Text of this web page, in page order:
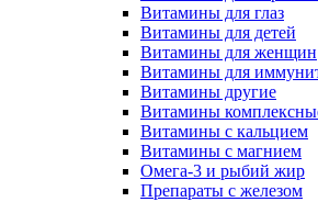
Витамины для глаз
Витамины для детей
Витамины для женщин
Витамины для
Витамины другие
Витамины
Витамины с кальцием
Витамины с магнием
Омега-3 и рыбий жир
Препараты с железом